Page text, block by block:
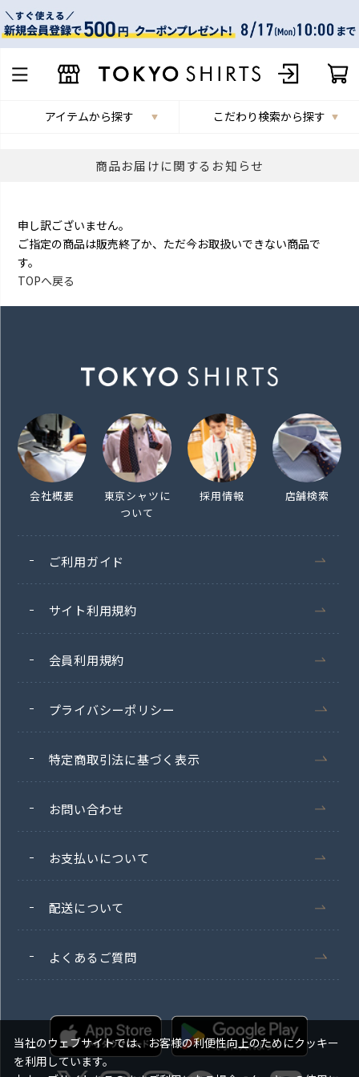
アイテムから探す こだわり検索から探す
商品お届けに関するお知らせ
申し訳ございません。
ご指定の商品は販売終了か、ただ今お取扱いできない商品で
す。
TOPへ戻る
会社概要
東京シャツに
ついて
採用情報 店舗検索
ご利用ガイド
サイト利用規約
会員利用規約
プライバシーポリシー
特定商取引法に基づく表示
お問い合わせ
お支払いについて
配送について
よくあるご質問
当社のウェブサイトでは、お客様の利便性向上のためにクッキー
を利用しています。